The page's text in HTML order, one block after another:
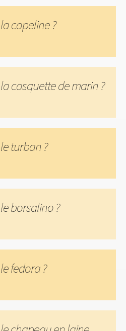
la capeline ?
la casquette de marin ?
le turban ?
le borsalino ?
le fedora ?